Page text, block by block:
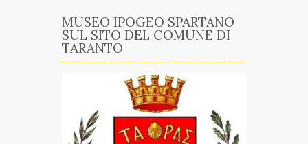
MUSEO IPOGEO SPARTANO
SUL SITO DEL COMUNE DI
TARANTO